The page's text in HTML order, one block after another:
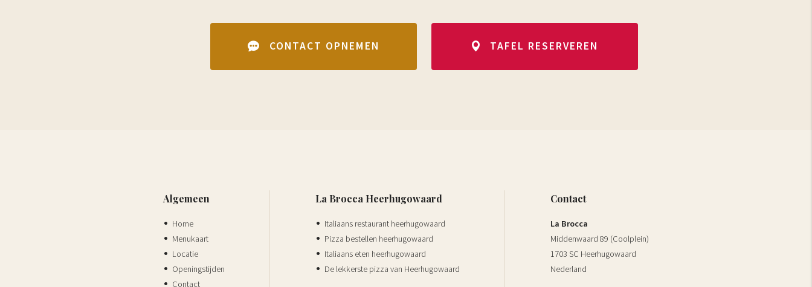
CONTACT OPNEMEN TAFEL RESERVEREN
Algemeen
Home
Menukaart
Locatie
Openingstijden
Contact
La Brocca Heerhugowaard
Italiaans restaurant heerhugowaard
Pizza bestellen heerhugowaard
Italiaans eten heerhugowaard
De lekkerste pizza van Heerhugowaard
Contact
La Brocca
Middenwaard 89 (Coolplein)
1703 SC Heerhugowaard
Nederland